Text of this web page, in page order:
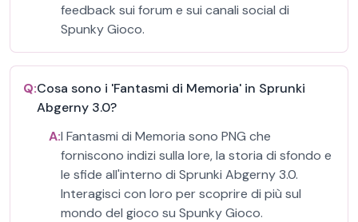
feedback sui forum e sui canali social di
Spunky Gioco.
Q:Cosa sono i 'Fantasmi di Memoria' in Sprunki
Abgerny 3.0?
A:I Fantasmi di Memoria sono PNG che
forniscono indizi sulla lore, la storia di sfondo e
le sfide all'interno di Sprunki Abgerny 3.0.
Interagisci con loro per scoprire di più sul
mondo del gioco su Spunky Gioco.